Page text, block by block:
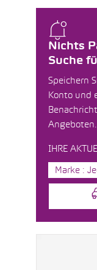
Nichts
Suche
Speichern
Konto und
Angeboten.
IHRE
Marke :